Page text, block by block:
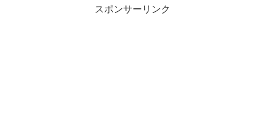
スポンサーリンク